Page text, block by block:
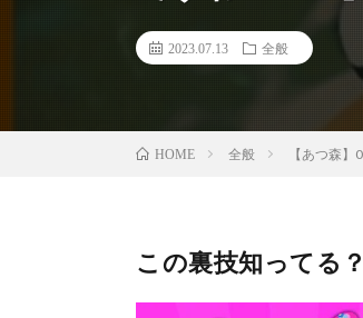
2023.07.13 全般
HOME 全般 【あつ森
この裏技知ってる？